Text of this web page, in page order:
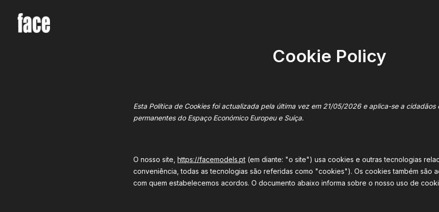
Cookie Policy
Esta Política de Cookies foi actualizada pela última vez em 21/05/2026 e aplica-se a cidadãos
permanentes do Espaço Económico Europeu e Suíça.
O nosso site, https://facemodels.pt (em diante: "o site") usa cookies e outras tecnologias
conveniência, todas as tecnologias são referidas como "cookies"). Os cookies também são
com quem estabelecemos acordos. O documento abaixo informa sobre o nosso uso de